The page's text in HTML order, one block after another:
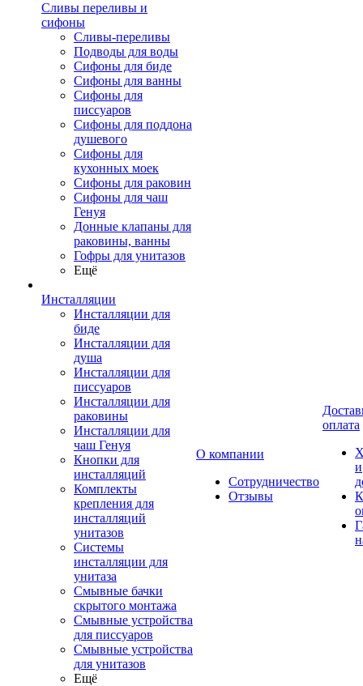
Сливы переливы и
сифоны
Сливы-переливы
Подводы для воды
Сифоны для биде
Сифоны для ванны
Сифоны для
писсуаров
Сифоны для поддона
душевого
Сифоны для
кухонных моек
Сифоны для раковин
Сифоны для чаш
Генуя
Донные клапаны для
раковины, ванны
Гофры для унитазов
Ещё
Инсталляции
Инсталляции для
биде
Инсталляции для
душа
Инсталляции для
писсуаров
Инсталляции для
раковины
Инсталляции для
чаш Генуя
Кнопки для
инсталляций
Комплекты
крепления для
инсталляций
унитазов
Системы
инсталляции для
унитаза
Смывные бачки
скрытого монтажа
Смывные устройства
для писсуаров
Смывные устройства
для унитазов
Ещё
О компании
Сотрудничество
Отзывы
оплата
и